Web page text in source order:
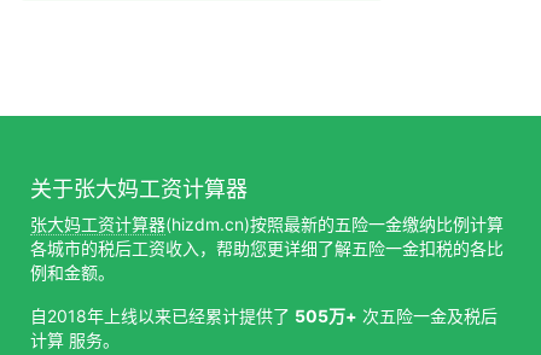
关于张大妈工资计算器
张大妈工资计算器(hizdm.cn)按照最新的五险一金缴纳比例计算
各城市的税后工资收入，帮助您更详细了解五险一金扣税的各比
例和金额。
自2018年上线以来已经累计提供了 505万+ 次五险一金及税后
计算 服务。